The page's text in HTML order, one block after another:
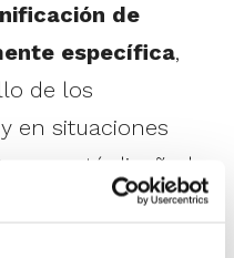
de
específica,
de los
en situaciones
está diseñado
del